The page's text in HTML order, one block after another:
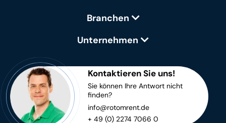
Branchen
Unternehmen
Kontaktieren Sie uns!
Sie können Ihre Antwort nicht
finden?
info@rotomrent.de
+ 49 (0) 2274 7066 0